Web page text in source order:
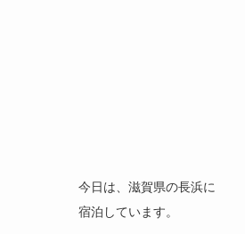
今日は、滋賀県の長浜に
宿泊しています。